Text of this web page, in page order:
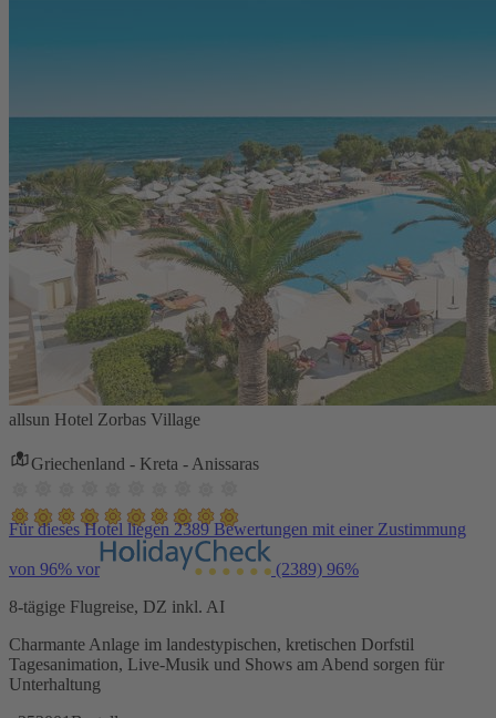
allsun Hotel Zorbas Village
Griechenland - Kreta - Anissaras
Für dieses Hotel liegen 2389 Bewertungen mit einer Zustimmung
von 96% vor (2389) 96%
8-tägige Flugreise, DZ inkl. AI
Charmante Anlage im landestypischen, kretischen Dorfstil
Tagesanimation, Live-Musik und Shows am Abend sorgen für
Unterhaltung